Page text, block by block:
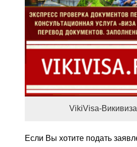
VikiVisa-Викивиза
Если Вы хотите подать